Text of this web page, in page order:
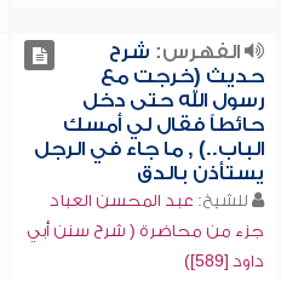
الفهرس: شرح
حديث (خرجت مع
رسول الله حتى دخل
حائطاً فقال لي أمسك
الباب..) , ما جاء في الرجل
يستأذن بالدق
للشيخ: عبد المحسن العباد
جزء من محاضرة ( شرح سنن أبي
داود [589])